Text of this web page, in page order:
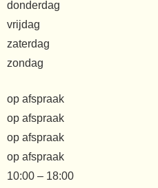
donderdag
vrijdag
zaterdag
zondag
op afspraak
op afspraak
op afspraak
op afspraak
10:00 – 18:00